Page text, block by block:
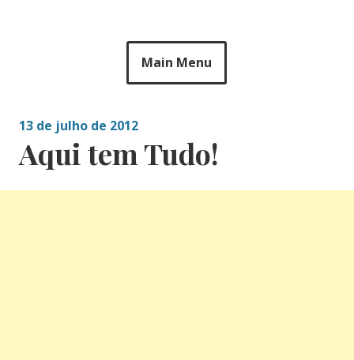
Main Menu
13 de julho de 2012
Aqui tem Tudo!